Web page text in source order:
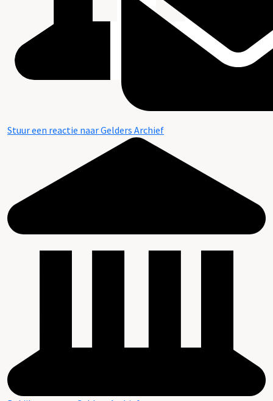
Stuur een reactie naar Gelders Archief